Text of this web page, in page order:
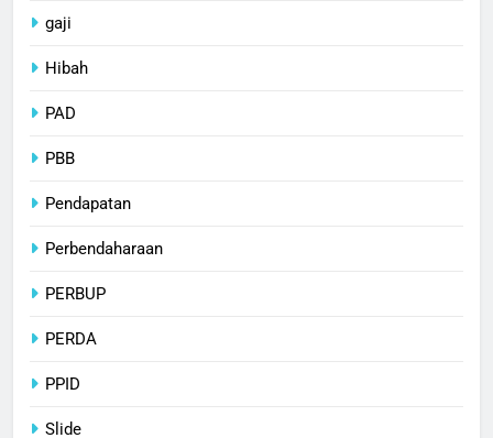
gaji
Hibah
PAD
PBB
Pendapatan
Perbendaharaan
PERBUP
PERDA
PPID
Slide